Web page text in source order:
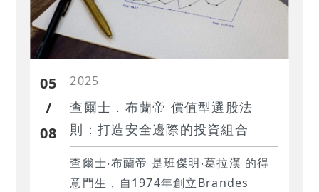
05
/
08
2025
查爾士．布蘭帝 價值型選股法
則：打造安全邊際的投資組合
查爾士‧布蘭帝 是班傑明‧葛拉漢 的得
意門生，自1974年創立Brandes